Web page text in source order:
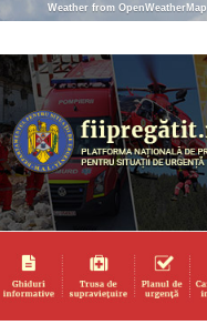
Weather from OpenWeatherMap